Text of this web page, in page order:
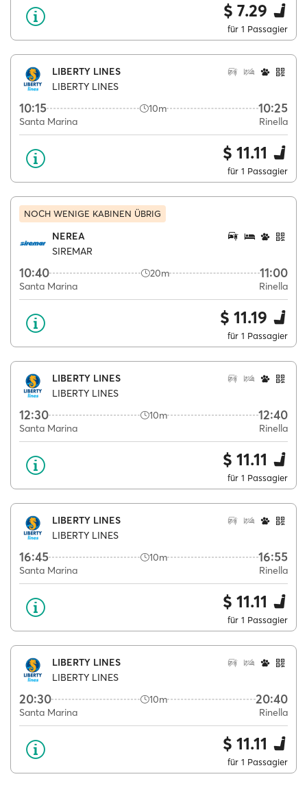
$ 7.29
für 1 Passagier
LIBERTY LINES
LIBERTY LINES
10:15 10m 10:25
Santa Marina Rinella
$ 11.11
für 1 Passagier
NOCH WENIGE KABINEN ÜBRIG
NEREA
SIREMAR
10:40 20m 11:00
Santa Marina Rinella
$ 11.19
für 1 Passagier
LIBERTY LINES
LIBERTY LINES
12:30 10m 12:40
Santa Marina Rinella
$ 11.11
für 1 Passagier
LIBERTY LINES
LIBERTY LINES
16:45 10m 16:55
Santa Marina Rinella
$ 11.11
für 1 Passagier
LIBERTY LINES
LIBERTY LINES
20:30 10m 20:40
Santa Marina Rinella
$ 11.11
für 1 Passagier